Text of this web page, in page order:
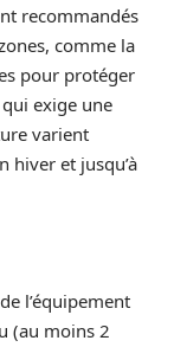
recommandés
comme la
pour protéger
exige une
varient
hiver et jusqu’à
l’équipement
(au moins 2